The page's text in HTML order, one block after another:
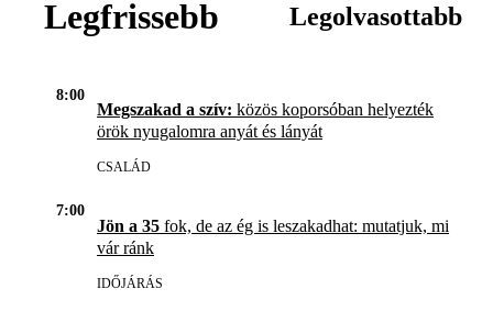
Legfrissebb Legolvasottabb
8:00
Megszakad a szív: közös koporsóban helyezték
örök nyugalomra anyát és lányát
CSALÁD
7:00
Jön a 35 fok, de az ég is leszakadhat: mutatjuk, mi
vár ránk
IDŐJÁRÁS